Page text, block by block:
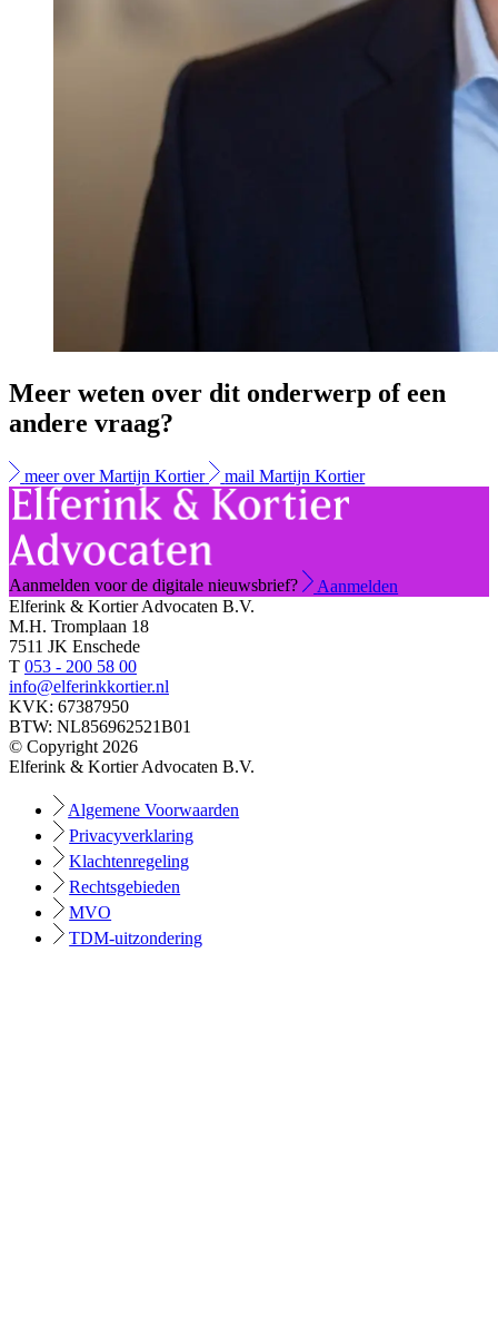
Meer weten over dit onderwerp of een
andere vraag?
meer over Martijn Kortier mail Martijn Kortier
Aanmelden voor de digitale nieuwsbrief?
Aanmelden
Elferink & Kortier Advocaten B.V.
M.H. Tromplaan 18
7511 JK Enschede
T 053 - 200 58 00
info@elferinkkortier.nl
KVK: 67387950
BTW: NL856962521B01
© Copyright 2026
Elferink & Kortier Advocaten B.V.
Algemene Voorwaarden
Privacyverklaring
Klachtenregeling
Rechtsgebieden
MVO
TDM-uitzondering